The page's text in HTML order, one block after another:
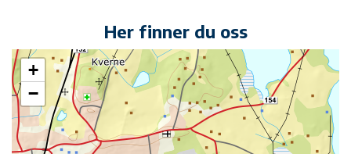
Her finner du oss
+
−